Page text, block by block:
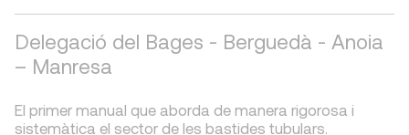
Delegació del Bages - Berguedà - Anoia
– Manresa
El primer manual que aborda de manera rigorosa i
sistemàtica el sector de les bastides tubulars.